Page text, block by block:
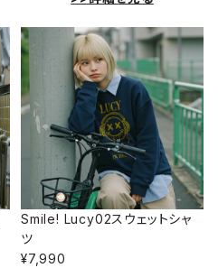
Smile! Lucy02スウェットシャ
ツ
¥7,990